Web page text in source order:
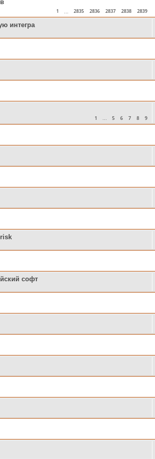
1 2835 2836 2837 2838 2839
интегра
1 … 5 6 7 8 9
софт